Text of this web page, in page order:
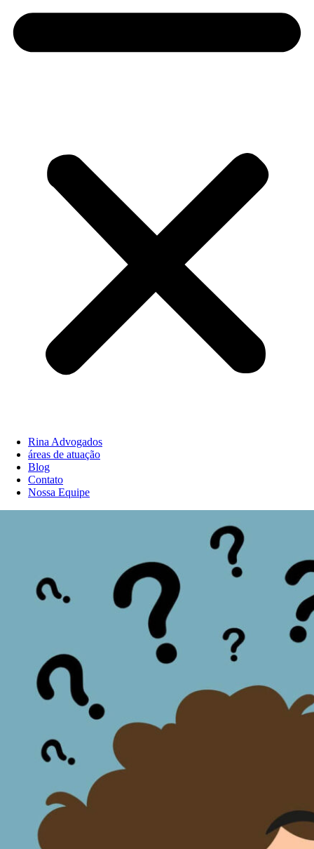
Rina Advogados
áreas de atuação
Blog
Contato
Nossa Equipe